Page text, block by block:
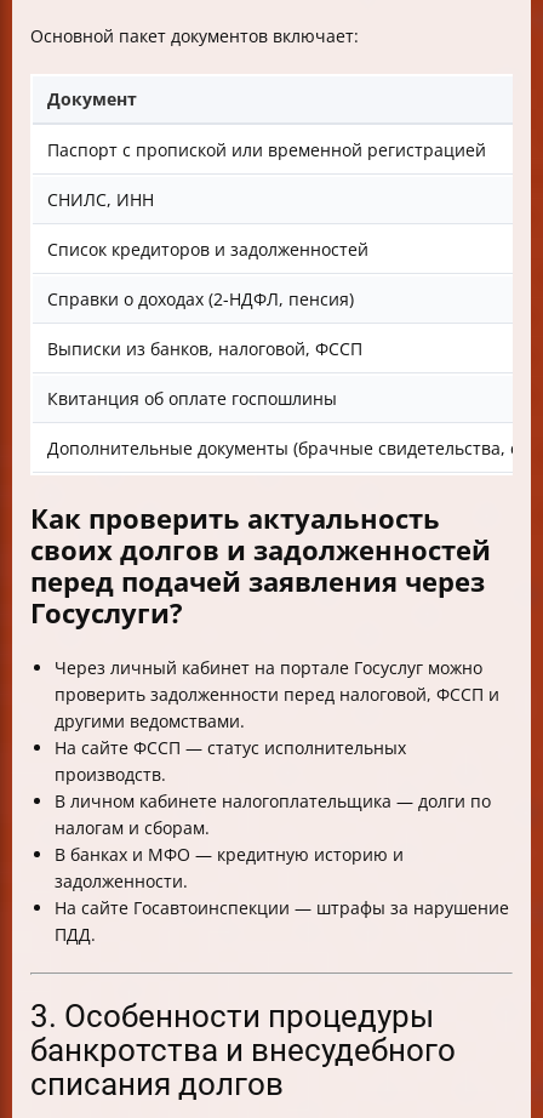
Основной пакет документов включает:
Документ
Паспорт с пропиской или временной регистрацией
СНИЛС, ИНН
Список кредиторов и задолженностей
Справки о доходах (2-НДФЛ, пенсия)
Выписки из банков, налоговой, ФССП
Квитанция об оплате госпошлины
Дополнительные документы (брачные свидетельства,
Как проверить актуальность
своих долгов и задолженностей
перед подачей заявления через
Госуслуги?
Через личный кабинет на портале Госуслуг можно
проверить задолженности перед налоговой, ФССП и
другими ведомствами.
На сайте ФССП — статус исполнительных
производств.
В личном кабинете налогоплательщика — долги по
налогам и сборам.
В банках и МФО — кредитную историю и
задолженности.
На сайте Госавтоинспекции — штрафы за нарушение
ПДД.
3. Особенности процедуры
банкротства и внесудебного
списания долгов